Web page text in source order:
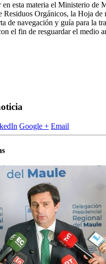
en esta materia el Ministerio
Residuos Orgánicos, la Hoja
de navegación y guía para la
el fin de resguardar el medio
Google + Email